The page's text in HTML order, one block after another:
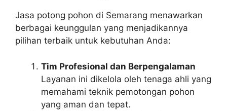
Jasa potong pohon di Semarang menawarkan
berbagai keunggulan yang menjadikannya
pilihan terbaik untuk kebutuhan Anda:
Tim Profesional dan Berpengalaman
Layanan ini dikelola oleh tenaga ahli yang
memahami teknik pemotongan pohon
yang aman dan tepat.